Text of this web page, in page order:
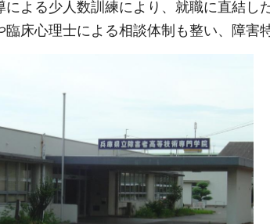
による少人数訓練により、就職に直結
床心理士による相談体制も整い、障害